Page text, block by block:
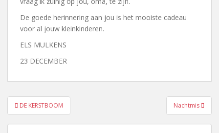
De goede herinnering aan jou is het mooiste cadeau
voor al jouw kleinkinderen.
ELS MULKENS
23 DECEMBER
Bericht
navigatie
DE KERSTBOOM Nachtmis